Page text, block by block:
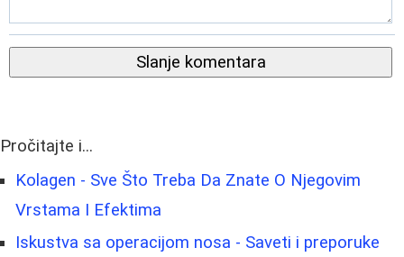
Slanje komentara
Pročitajte i...
Kolagen - Sve Što Treba Da Znate O Njegovim
Vrstama I Efektima
Iskustva sa operacijom nosa - Saveti i preporuke